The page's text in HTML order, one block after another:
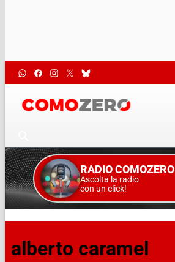
RADIO COMOZERO
Ascolta la radio
con un click!
alberto caramel